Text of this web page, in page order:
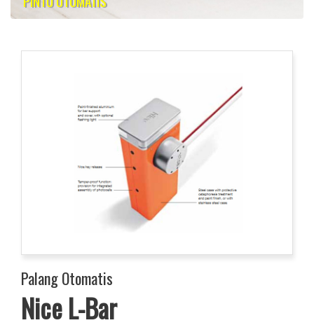
Palang Otomatis
Nice L-Bar